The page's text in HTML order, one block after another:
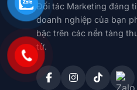
Đối tác Marketing đáng
doanh nghiệp của bạn
bậc trên các nền tảng
tử.